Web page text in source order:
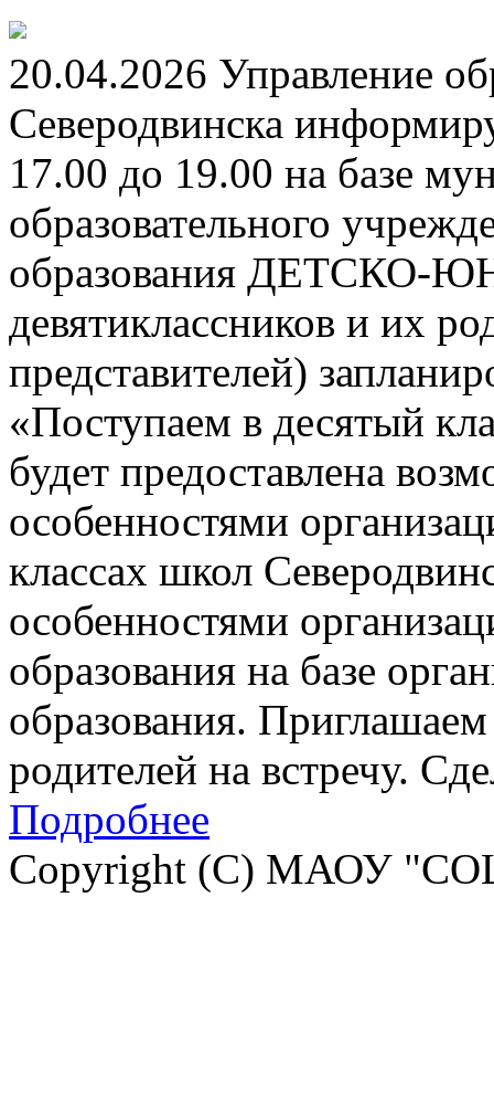
20.04.2026 Управление
Северодвинска
17.00 до 19.00 на базе
образовательного
образования
девятиклассников и их
представителей)
«Поступаем в десятый
будет предоставлена
особенностями
классах школ
особенностями
образования на базе
образования.
родителей на встречу.
Подробнее
Copyright (C) МАОУ